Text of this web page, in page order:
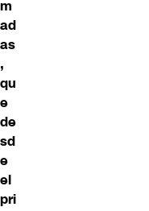
m
ad
as
,
qu
e
de
sd
e
el
pri